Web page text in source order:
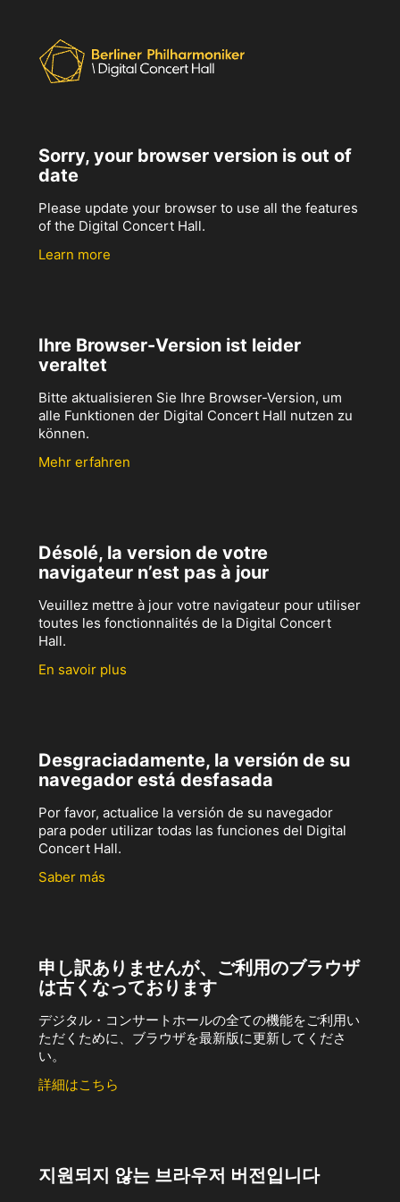
Sorry, your browser version is out of
date
Please update your browser to use all the features
of the Digital Concert Hall.
Learn more
Ihre Browser-Version ist leider
veraltet
Bitte aktualisieren Sie Ihre Browser-Version, um
alle Funktionen der Digital Concert Hall nutzen zu
können.
Mehr erfahren
Désolé, la version de votre
navigateur n’est pas à jour
Veuillez mettre à jour votre navigateur pour utiliser
toutes les fonctionnalités de la Digital Concert
Hall.
En savoir plus
Desgraciadamente, la versión de su
navegador está desfasada
Por favor, actualice la versión de su navegador
para poder utilizar todas las funciones del Digital
Concert Hall.
Saber más
申し訳ありませんが、ご利用のブラウザ
は古くなっております
デジタル・コンサートホールの全ての機能をご利用い
ただくために、ブラウザを最新版に更新してくださ
い。
詳細はこちら
지원되지 않는 브라우저 버전입니다